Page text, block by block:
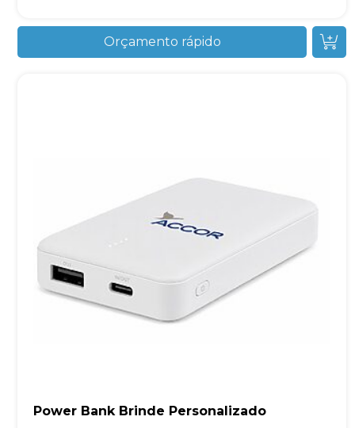
Orçamento rápido
Power Bank Brinde Personalizado